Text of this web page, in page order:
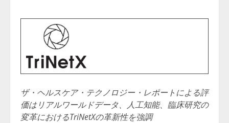
ザ・ヘルスケア・テクノロジー・レポートによる評
価はリアルワールドデータ、人工知能、臨床研究の
変革におけるTriNetXの革新性を強調